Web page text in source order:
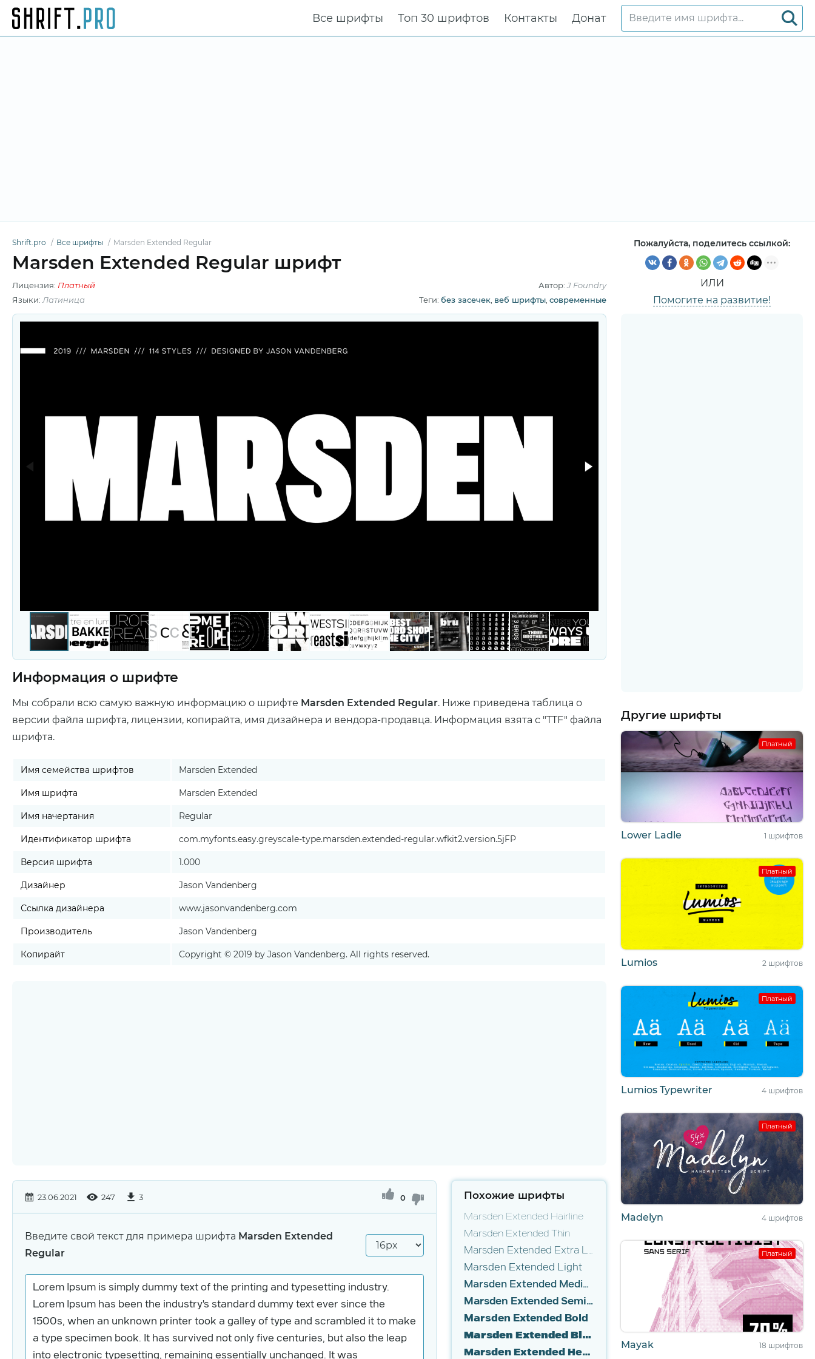
Все шрифты Топ 30 шрифтов Контакты Донат
Shrift.pro Все шрифты Marsden Extended Regular
Marsden Extended Regular шрифт
Лицензия: Платный Автор:J Foundry
Языки: Латиница Теги: без засечек веб шрифты современные
Пожалуйста, поделитесь ссылкой:
ИЛИ
Помогите на развитие!
Информация о шрифте
Мы собрали всю самую важную информацию о шрифте Marsden Extended Regular. Ниже приведена таблица о
версии файла шрифта, лицензии, копирайта, имя дизайнера и вендора-продавца. Информация взята с "TTF" файла
шрифта.
Имя семейства шрифтов Marsden Extended
Имя шрифта Marsden Extended
Имя начертания Regular
Идентификатор шрифта com.myfonts.easy.greyscale-type.marsden.extended-regular.wfkit2.version.5jFP
Версия шрифта 1.000
Дизайнер Jason Vandenberg
Ссылка дизайнера www.jasonvandenberg.com
Производитель Jason Vandenberg
Копирайт Copyright © 2019 by Jason Vandenberg. All rights reserved.
23.06.2021 247 3 0
Введите свой текст для примера шрифта Marsden Extended
Regular
Похожие шрифты
Marsden Extended Hairline
Marsden Extended Thin
Marsden Extended Light
Marsden Extended Medium
Marsden Extended SemiBold
Marsden Extended Bold
Marsden Extended Black
Marsden Extended Heavy
Другие шрифты
Платный
Lower Ladle 1 шрифтов
Платный
Lumios 2 шрифтов
Платный
Lumios Typewriter 4 шрифтов
Платный
Madelyn 4 шрифтов
Платный
Mayak 18 шрифтов